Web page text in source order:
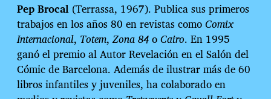
Pep Brocal (Terrassa, 1967). Publica sus primeros
trabajos en los años 80 en revistas comoComix
Internacional, Totem,Zona 84oCairo. En 1995
ganó el premio al Autor Revelación en el Salón del
Cómic de Barcelona. Además de ilustrar más de 60
libros infantiles y juveniles, ha colaborado en